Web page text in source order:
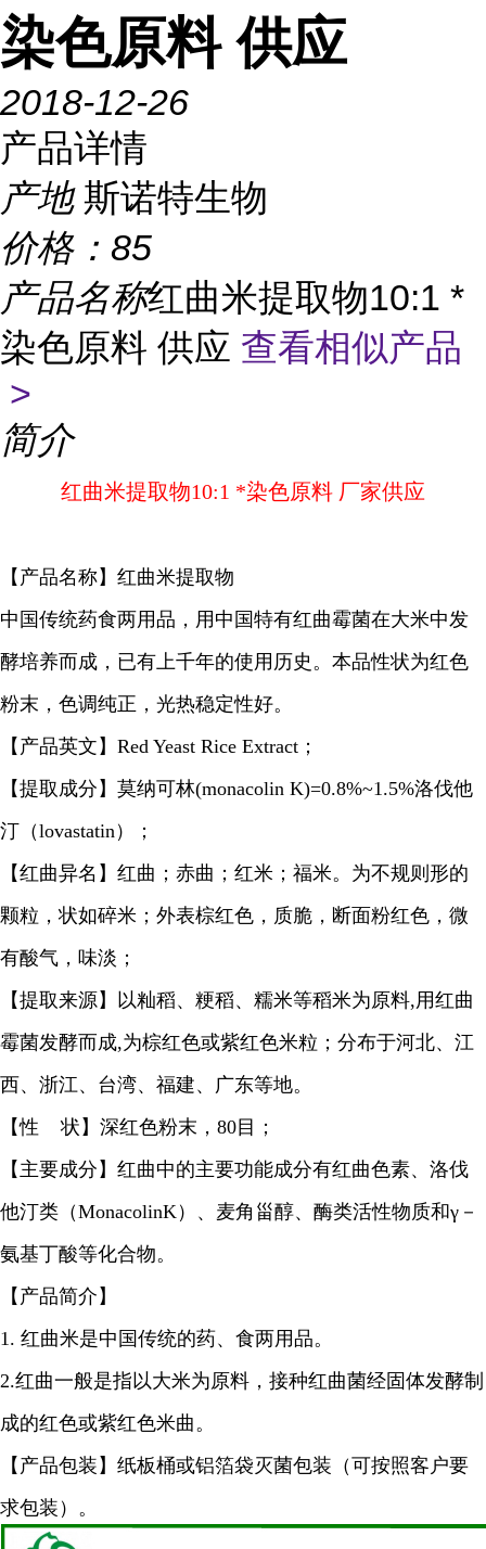
染色原料 供应
2018-12-26
产品详情
产地 斯诺特生物
价格： 85
产品名称红曲米提取物10:1 *
染色原料 供应 查看相似产品
>
简介
红曲米提取物10:1 *染色原料 厂家供应
【产品名称】红曲米提取物
中国传统药食两用品，用中国特有红曲霉菌在大米中发
酵培养而成，已有上千年的使用历史。本品性状为红色
粉末，色调纯正，光热稳定性好。
【产品英文】Red Yeast Rice Extract；
【提取成分】莫纳可林(monacolin K)=0.8%~1.5%洛伐他
汀（lovastatin）；
【红曲异名】红曲；赤曲；红米；福米。为不规则形的
颗粒，状如碎米；外表棕红色，质脆，断面粉红色，微
有酸气，味淡；
【提取来源】以籼稻、粳稻、糯米等稻米为原料,用红曲
霉菌发酵而成,为棕红色或紫红色米粒；分布于河北、江
西、浙江、台湾、福建、广东等地。
【性 状】深红色粉末，80目；
【主要成分】红曲中的主要功能成分有红曲色素、洛伐
他汀类（MonacolinK）、麦角甾醇、酶类活性物质和γ－
氨基丁酸等化合物。
【产品简介】
1. 红曲米是中国传统的药、食两用品。
2.红曲一般是指以大米为原料，接种红曲菌经固体发酵制
成的红色或紫红色米曲。
【产品包装】纸板桶或铝箔袋灭菌包装（可按照客户要
求包装）。